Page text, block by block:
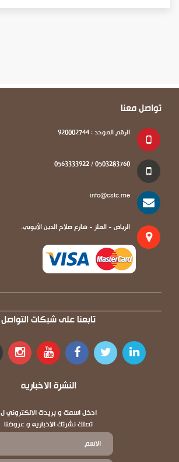
تواصل معنا
الرقم الموحد : 920002744
0503283760 / 0563333922
info@cstc.me
الرياض - الملز - شارع صلاح الدين الأيوبي.
تابعنا على شبكات التواصل
النشرة الاخباريه
ادخل اسمك و بريدك الالكتروني ل
تصلك نشرتك الاخباريه و عروضنا